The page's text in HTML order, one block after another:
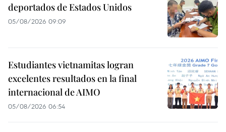
deportados de Estados Unidos
05/08/2026 09:09
Estudiantes vietnamitas logran
excelentes resultados en la final
internacional de AIMO
05/08/2026 06:54